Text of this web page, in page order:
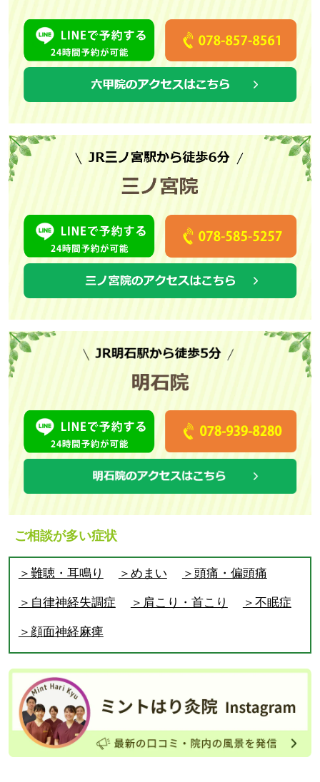
ご相談が多い症状
＞難聴・耳鳴り ＞めまい ＞頭痛・偏頭痛
＞自律神経失調症 ＞肩こり・首こり ＞不眠症
＞顔面神経麻痺